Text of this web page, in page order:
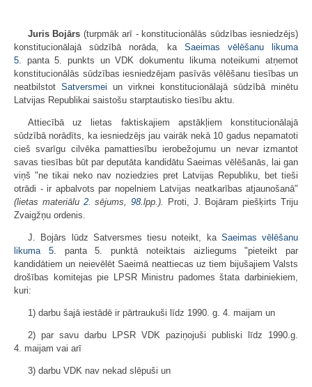
Juris Bojārs (turpmāk arī - konstitucionālās sūdzības iesniedzējs)
konstitucionālajā sūdzībā norāda, ka Saeimas vēlēšanu likuma
5. panta 5. punkts un VDK dokumentu likuma noteikumi atņemot
konstitucionālās sūdzības iesniedzējam pasīvās vēlēšanu tiesības un
neatbilstot Satversmei un virknei konstitucionālajā sūdzībā minētu
Latvijas Republikai saistošu starptautisko tiesību aktu.
Attiecībā uz lietas faktiskajiem apstākļiem konstitucionālajā
sūdzībā norādīts, ka iesniedzējs jau vairāk nekā 10 gadus nepamatoti
cieš svarīgu cilvēka pamattiesību ierobežojumu un nevar izmantot
savas tiesības būt par deputāta kandidātu Saeimas vēlēšanās, lai gan
viņš "ne tikai neko nav noziedzies pret Latvijas Republiku, bet tieši
otrādi - ir apbalvots par nopelniem Latvijas neatkarības atjaunošanā"
(lietas materiālu 2. sējums,98.lpp.).
Proti, J. Bojāram piešķirts Triju
Zvaigžņu ordenis.
J. Bojārs lūdz Satversmes tiesu noteikt, ka Saeimas vēlēšanu
likuma
5. panta 5. punktā noteiktais aizliegums "pieteikt par
kandidātiem un neievēlēt Saeimā neattiecas uz tiem bijušajiem Valsts
drošības komitejas pie LPSR Ministru padomes štata darbiniekiem,
kuri:
1) darbu šajā iestādē ir pārtraukuši līdz 1990. g. 4. maijam un
2) par savu darbu LPSR VDK paziņojuši publiski līdz 1990.g.
4. maijam vai arī
3) darbu VDK nav nekad slēpuši un